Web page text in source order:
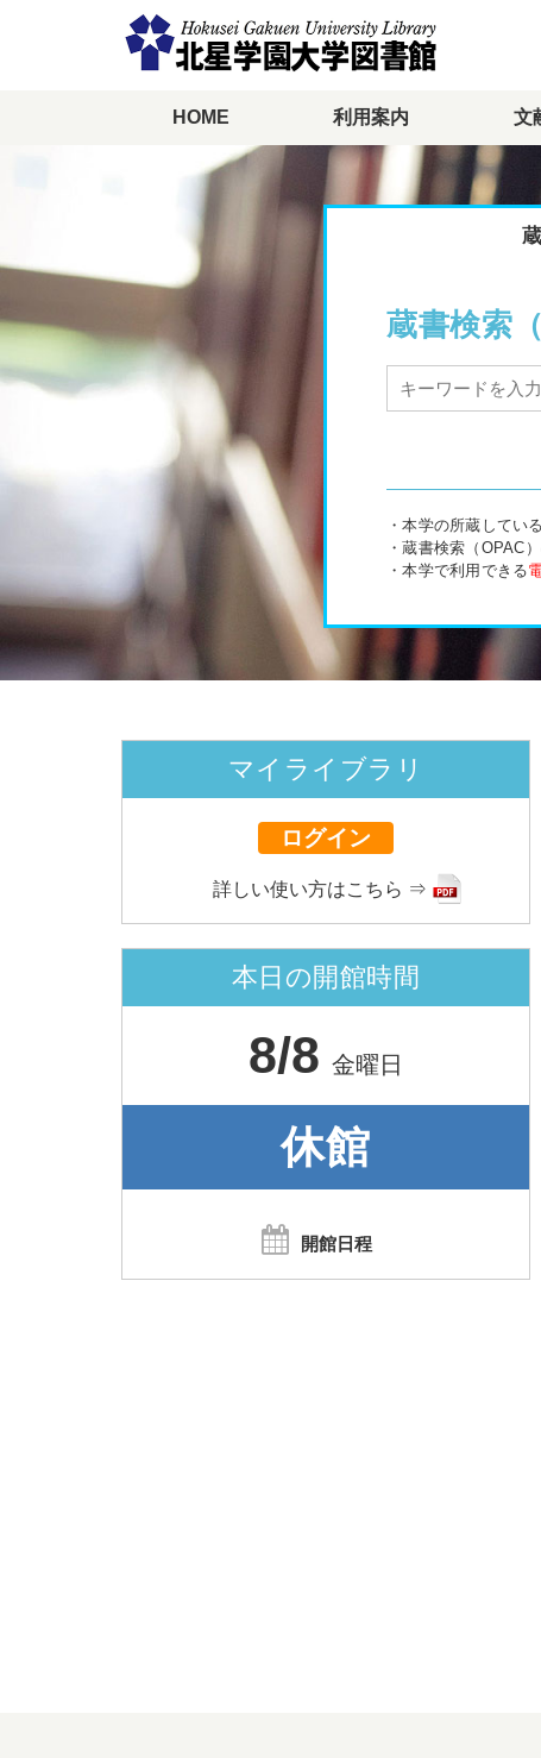
ン
移
動
HOME 利用案内 文
蔵書検索
・本学の所蔵してい
・蔵書検索（OPAC
・本学で利用できる
マイライブラリ
ログイン
詳しい使い方はこちら ⇒
本日の開館時間
8/8 金曜日
休館
開館日程